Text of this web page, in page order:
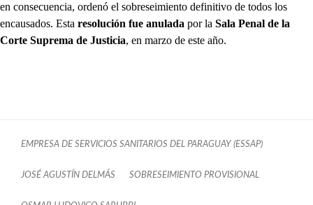
en consecuencia, ordenó el sobreseimiento definitivo de todos los
encausados. Esta resolución fue anulada por la Sala Penal de la
Corte Suprema de Justicia, en marzo de este año.
EMPRESA DE SERVICIOS SANITARIOS DEL PARAGUAY (ESSAP)
JOSÉ AGUSTÍN DELMÁS SOBRESEIMIENTO PROVISIONAL